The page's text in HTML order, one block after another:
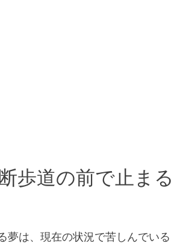
歩道の前で止まる
夢は、現在の状況で苦しんでいる